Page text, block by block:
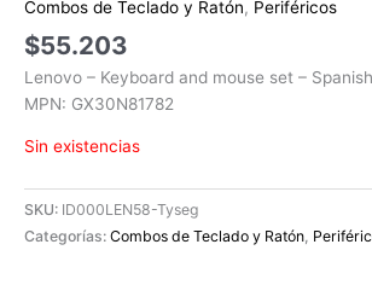
Combos de Teclado y Ratón, Periféricos
$55.203
Lenovo – Keyboard and mouse set –
MPN: GX30N81782
Sin existencias
SKU: ID000LEN58-Tyseg
Categorías: Combos de Teclado y Ratón,